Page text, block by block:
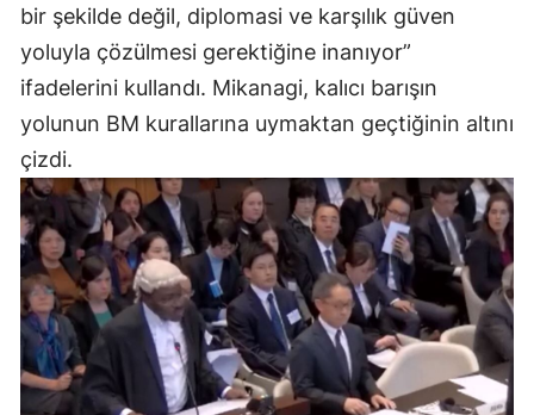
bir şekilde değil, diplomasi ve karşılık güven
yoluyla çözülmesi gerektiğine inanıyor”
ifadelerini kullandı. Mikanagi, kalıcı barışın
yolunun BM kurallarına uymaktan geçtiğinin altını
çizdi.